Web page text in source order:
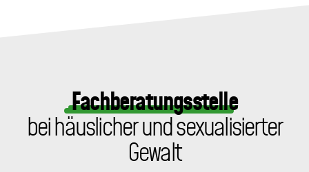
Fachberatungsstelle
bei häuslicher und sexualisierter
Gewalt